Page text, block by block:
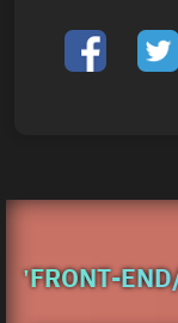
'FRONT-